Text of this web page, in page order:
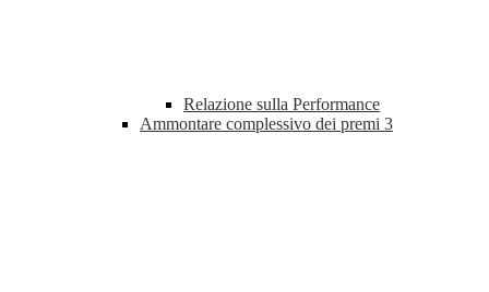
Relazione sulla Performance
Ammontare complessivo dei premi 3